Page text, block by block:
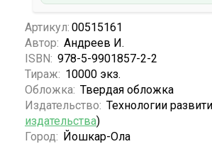
Артикул: 00515161
Автор: Андреев И.
ISBN: 978-5-9901857-2-2
Тираж: 10000 экз.
Обложка: Твердая обложка
Издательство: Технологии
издательства)
Город: Йошкар-Ола